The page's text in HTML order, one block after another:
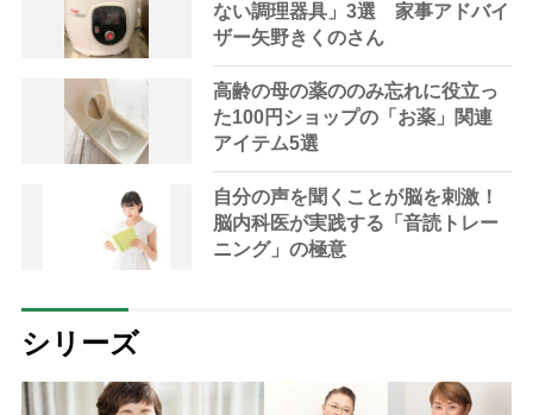
ない調理器具」3選 家事アドバイ
ザー矢野きくのさん
高齢の母の薬ののみ忘れに役立っ
た100円ショップの「お薬」関連
アイテム5選
自分の声を聞くことが脳を刺激！
脳内科医が実践する「音読トレー
ニング」の極意
シリーズ